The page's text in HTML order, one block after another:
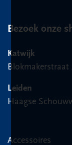
Bezoek onze
Katwijk
Blokmakerstraat
Leiden
Haagse
Accessoires